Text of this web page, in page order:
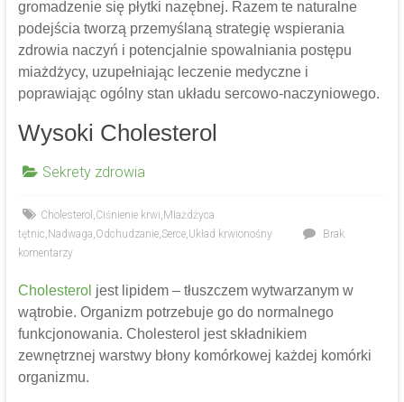
gromadzenie się płytki nazębnej. Razem te naturalne
podejścia tworzą przemyślaną strategię wspierania
zdrowia naczyń i potencjalnie spowalniania postępu
miażdżycy, uzupełniając leczenie medyczne i
poprawiając ogólny stan układu sercowo-naczyniowego.
Wysoki Cholesterol
Sekrety zdrowia
Cholesterol ,Ciśnienie krwi, MIażdżyca
tętnic, Nadwaga,Odchudzanie,Serce,Układ krwionośny
Brak
komentarzy
Cholesterol jest lipidem – tłuszczem wytwarzanym w
wątrobie. Organizm potrzebuje go do normalnego
funkcjonowania. Cholesterol jest składnikiem
zewnętrznej warstwy błony komórkowej każdej komórki
organizmu.